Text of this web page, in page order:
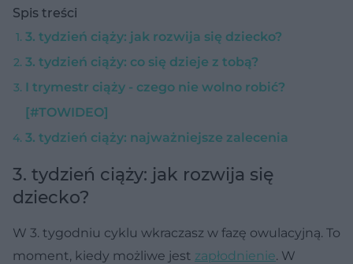
Spis treści
3. tydzień ciąży: jak rozwija się dziecko?
3. tydzień ciąży: co się dzieje z tobą?
I trymestr ciąży - czego nie wolno robić?
[#TOWIDEO]
3. tydzień ciąży: najważniejsze zalecenia
3. tydzień ciąży: jak rozwija się
dziecko?
W 3. tygodniu cyklu wkraczasz w fazę owulacyjną. To
moment, kiedy możliwe jest zapłodnienie. W